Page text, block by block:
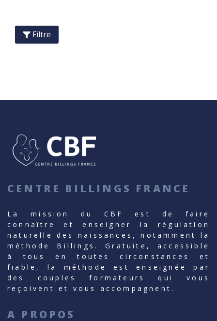
Filtre
CENTRE BILLINGS FRANCE
La mission du CBF est de faire
connaître et enseigner la régulation
naturelle des naissances, notamment la
méthode Billings. Gratuite, accessible
à tous en toutes circonstances et
fiable, la méthode est enseignée par
des couples formateurs qui vous
reçoivent et vous accompagnent.
A PROPOS